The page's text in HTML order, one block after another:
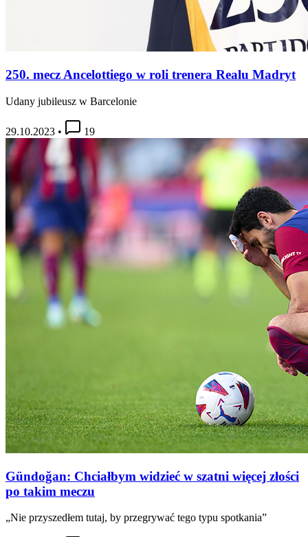
250. mecz Ancelottiego w roli trenera Realu Madryt
Udany jubileusz w Barcelonie
29.10.2023 • 19
Gündoğan: Chciałbym widzieć w szatni więcej złości
po takim meczu
„Nie przyszedłem tutaj, by przegrywać tego typu spotkania”